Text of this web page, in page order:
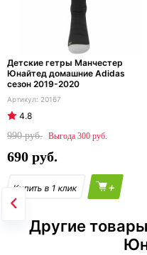
Детские гетры Манчестер
Юнайтед домашние Adidas
сезон 2019-2020
20167
4.8
990
300
690
+
Другие